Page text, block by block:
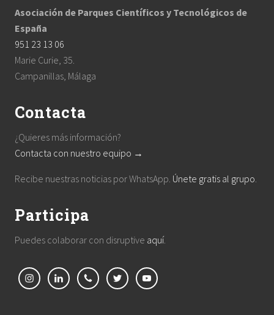
Asociación de Parques Científicos y Tecnológicos de
España
951 23 13 06
Marie Curie, 35.
Campanillas, Málaga
Contacta
¿Quieres más información?
Contacta con nuestro equipo →
Recibe nuestras noticias por WhatsApp. Únete gratis al grupo
Participa
Puedes colaborar con disruptive aquí